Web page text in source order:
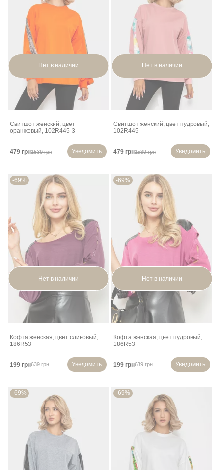
Нет в наличии
Свитшот женский, цвет
оранжевый, 102R445-3
479 грн1539 грн Уведомить
Нет в наличии
Свитшот женский, цвет пудровый,
102R445
479 грн1539 грн Уведомить
-69%
Нет в наличии
Кофта женская, цвет сливовый,
186R53
199 грн639 грн Уведомить
-69%
Нет в наличии
Кофта женская, цвет пудровый,
186R53
199 грн639 грн Уведомить
-69% -69%